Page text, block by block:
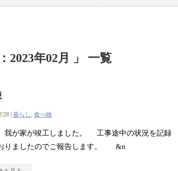
2023年02月 」 一覧
28 | 暮らし, 食べ物
我が家が竣工しました。 工事途中の状況を記録
りましたのでご報告します。 &n